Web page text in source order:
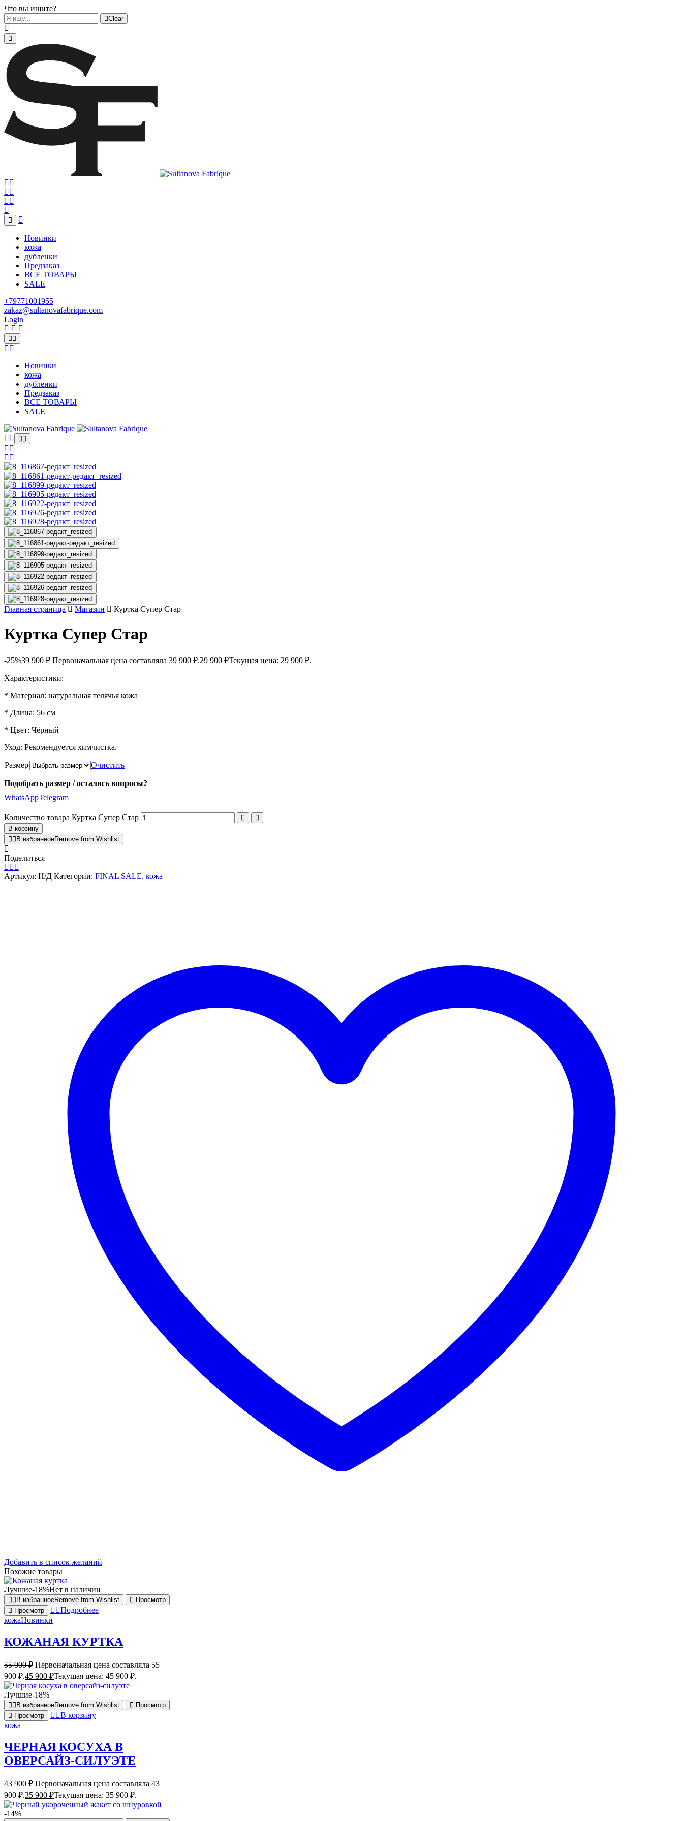
Что вы ищите?
Clear
Новинки
кожа
дубленки
Предзаказ
ВСЕ ТОВАРЫ
SALE
+79771001955
zakaz@sultanovafabrique.com
Login
Новинки
кожа
дубленки
Предзаказ
ВСЕ ТОВАРЫ
SALE
Главная страница Магазин Куртка Супер Стар
Куртка Супер Стар
-25%39 900₽ Первоначальная цена составляла 39 900 ₽.29 900 ₽Текущая цена: 29 900 ₽.
Характеристики:
* Материал: натуральная телячья кожа
* Длина: 56 см
* Цвет: Чёрный
Уход: Рекомендуется химчистка.
Размер Очистить
Подобрать размер / остались вопросы?
WhatsAppTelegram
Количество товара Куртка Супер Стар
В корзину
В избранноеRemove from Wishlist
Поделиться
Артикул: Н/Д Категории: FINAL SALE, кожа
Добавить в список желаний
Похожие товары
Лучшие-18%Нет в наличии
В избранноеRemove from Wishlist
Просмотр
Просмотр
Подробнее
кожаНовинки
КОЖАНАЯ КУРТКА
55 900₽ Первоначальная цена составляла 55
900 ₽.45 900 ₽Текущая цена: 45 900 ₽.
Лучшие-18%
В избранноеRemove from Wishlist
Просмотр
Просмотр
В корзину
кожа
ЧЕРНАЯ КОСУХА В
ОВЕРСАЙЗ-СИЛУЭТЕ
43 900₽ Первоначальная цена составляла 43
900 ₽.35 900 ₽Текущая цена: 35 900 ₽.
-14%